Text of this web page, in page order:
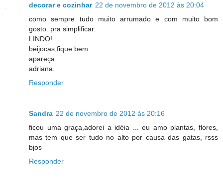
decorar e cozinhar 22 de novembro de 2012 às 20:04
como sempre tudo muito arrumado e com muito bom
gosto. pra simplificar.
LINDO!
beijocas,fique bem.
apareça.
adriana.
Responder
Sandra 22 de novembro de 2012 às 20:16
ficou uma graça,adorei a idéia ... eu amo plantas, flores,
mas tem que ser tudo no alto por causa das gatas, rsss
bjos
Responder